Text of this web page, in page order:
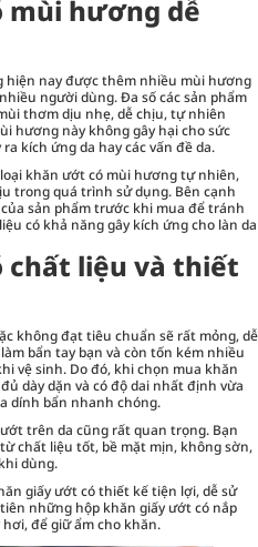
mùi hương dễ
nay được thêm nhiều mùi hương
người dùng. Đa số các sản phẩm
thơm dịu nhẹ, dễ chịu, tự nhiên
hương này không gây hại cho sức
kích ứng da hay các vấn đề da.
khăn ướt có mùi hương tự nhiên,
trong quá trình sử dụng. Bên cạnh
sản phẩm trước khi mua để tránh
có khả năng gây kích ứng cho làn da
chất liệu và thiết
không đạt tiêu chuẩn sẽ rất mỏng, dễ
bẩn tay bạn và còn tốn kém nhiều
vệ sinh. Do đó, khi chọn mua khăn
dày dặn và có độ dai nhất định vừa
dính bẩn nhanh chóng.
trên da cũng rất quan trọng. Bạn
chất liệu tốt, bề mặt mịn, không sờn,
dùng.
giấy ướt có thiết kế tiện lợi, dễ sử
những hộp khăn giấy ướt có nắp
để giữ ẩm cho khăn.